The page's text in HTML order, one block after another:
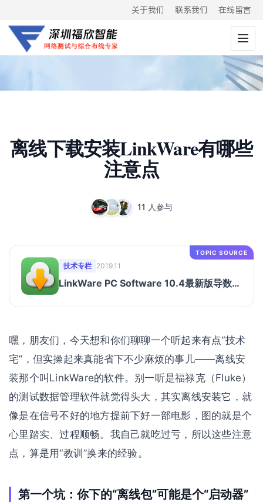
关于我们 联系我们 在线留言
离线下载安装LinkWare有哪些
注意点
11 人参与
TOPIC SOURCE
技术专栏 2019.11
LinkWare PC Software 10.4最新版导数据
嘿，朋友们，今天想和你们聊聊一个听起来有点“技术
宅”，但实操起来真能省下不少麻烦的事儿——离线安
装那个叫LinkWare的软件。别一听是福禄克（Fluke）
的测试数据管理软件就觉得头大，其实离线安装它，就
像是在信号不好的地方提前下好一部电影，图的就是个
心里踏实、过程顺畅。我自己就吃过亏，所以这些注意
点，算是用“教训”换来的经验。
第一个坑：你下的“离线包”可能是个“启动器”